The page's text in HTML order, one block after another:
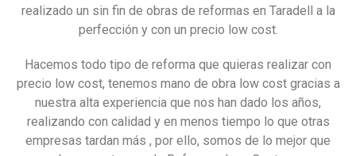
realizado un sin fin de obras de reformas en Taradell a la
perfección y con un precio low cost.
Hacemos todo tipo de reforma que quieras realizar con
precio low cost, tenemos mano de obra low cost gracias a
nuestra alta experiencia que nos han dado los años,
realizando con calidad y en menos tiempo lo que otras
empresas tardan más , por ello, somos de lo mejor que